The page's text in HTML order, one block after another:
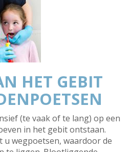
HET GEBIT
(te vaak of te lang) op een
in het gebit ontstaan.
u wegpoetsen, waardoor de